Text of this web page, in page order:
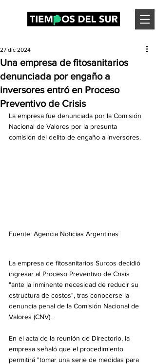
Una empresa de fitosanitarios
denunciada por engaño a
inversores entró en Proceso
Preventivo de Crisis
27 dic 2024
La empresa fue denunciada por la Comisión
Nacional de Valores por la presunta
comisión del delito de engaño a inversores.
Fuente: Agencia Noticias Argentinas
La empresa de fitosanitarios Surcos decidió
ingresar al Proceso Preventivo de Crisis
"ante la inminente necesidad de reducir su
estructura de costos", tras conocerse la
denuncia penal de la Comisión Nacional de
Valores (CNV).
En el acta de la reunión de Directorio, la
empresa señaló que el procedimiento
permitirá "tomar una serie de medidas para